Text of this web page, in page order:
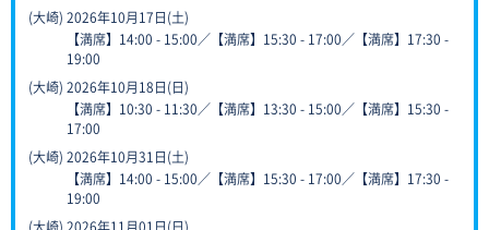
(大崎) 2026年10月17日(土)
【満席】14:00 - 15:00／【満席】15:30 - 17:00／【満席】17:30 -
19:00
(大崎) 2026年10月18日(日)
【満席】10:30 - 11:30／【満席】13:30 - 15:00／【満席】15:30 -
17:00
(大崎) 2026年10月31日(土)
【満席】14:00 - 15:00／【満席】15:30 - 17:00／【満席】17:30 -
19:00